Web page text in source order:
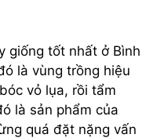
giống tốt nhất ở Bình
là vùng trồng hiệu
vỏ lụa, rồi tẩm
là sản phẩm của
quá đặt nặng vấn